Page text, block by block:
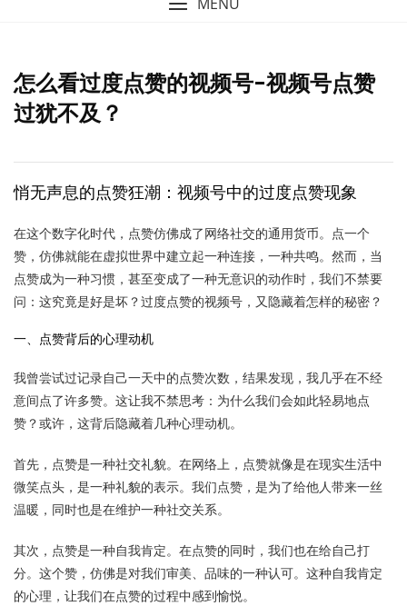
怎么看过度点赞的视频号-视频号点赞
过犹不及？
悄无声息的点赞狂潮：视频号中的过度点赞现象
在这个数字化时代，点赞仿佛成了网络社交的通用货币。点一个
赞，仿佛就能在虚拟世界中建立起一种连接，一种共鸣。然而，当
点赞成为一种习惯，甚至变成了一种无意识的动作时，我们不禁要
问：这究竟是好是坏？过度点赞的视频号，又隐藏着怎样的秘密？
一、点赞背后的心理动机
我曾尝试过记录自己一天中的点赞次数，结果发现，我几乎在不经
意间点了许多赞。这让我不禁思考：为什么我们会如此轻易地点
赞？或许，这背后隐藏着几种心理动机。
首先，点赞是一种社交礼貌。在网络上，点赞就像是在现实生活中
微笑点头，是一种礼貌的表示。我们点赞，是为了给他人带来一丝
温暖，同时也是在维护一种社交关系。
其次，点赞是一种自我肯定。在点赞的同时，我们也在给自己打
分。这个赞，仿佛是对我们审美、品味的一种认可。这种自我肯定
的心理，让我们在点赞的过程中感到愉悦。